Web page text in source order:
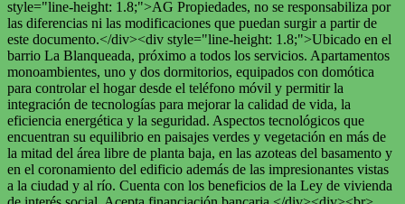
style="line-height: 1.8;">AG Propiedades, no se responsabiliza por
las diferencias ni las modificaciones que puedan surgir a partir de
este documento.</div><div style="line-height: 1.8;">Ubicado en el
barrio La Blanqueada, próximo a todos los servicios. Apartamentos
monoambientes, uno y dos dormitorios, equipados con domótica
para controlar el hogar desde el teléfono móvil y permitir la
integración de tecnologías para mejorar la calidad de vida, la
eficiencia energética y la seguridad. Aspectos tecnológicos que
encuentran su equilibrio en paisajes verdes y vegetación en más de
la mitad del área libre de planta baja, en las azoteas del basamento y
en el coronamiento del edificio además de las impresionantes vistas
a la ciudad y al río. Cuenta con los beneficios de la Ley de vivienda